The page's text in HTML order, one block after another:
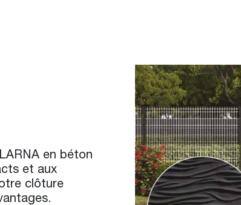
en béton
et aux
clôture